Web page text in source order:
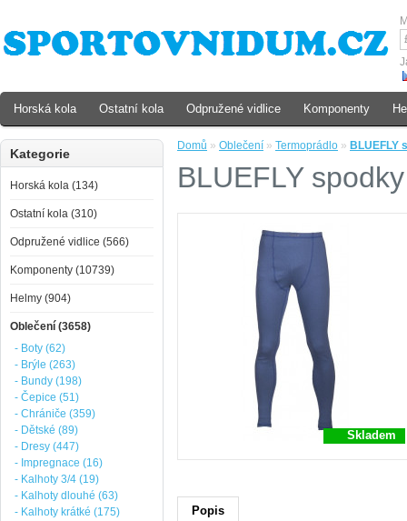
Domů » Oblečení » Termoprádlo » BLUEFLY
BLUEFLY
Skladem
Popis
Kategorie
Horská kola (134)
Ostatní kola (310)
Odpružené vidlice (566)
Komponenty (10739)
Helmy (904)
Oblečení (3658)
- Boty (62)
- Brýle (263)
- Bundy (198)
- Čepice (51)
- Chrániče (359)
- Dětské (89)
- Dresy (447)
- Impregnace (16)
- Kalhoty 3/4 (19)
- Kalhoty dlouhé (63)
- Kalhoty krátké (175)
Horská kola Ostatní kola Odpružené vidlice Komponenty